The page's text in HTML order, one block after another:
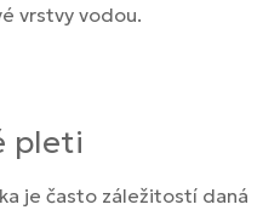
vrstvy vodou.
pleti
je často záležitostí daná